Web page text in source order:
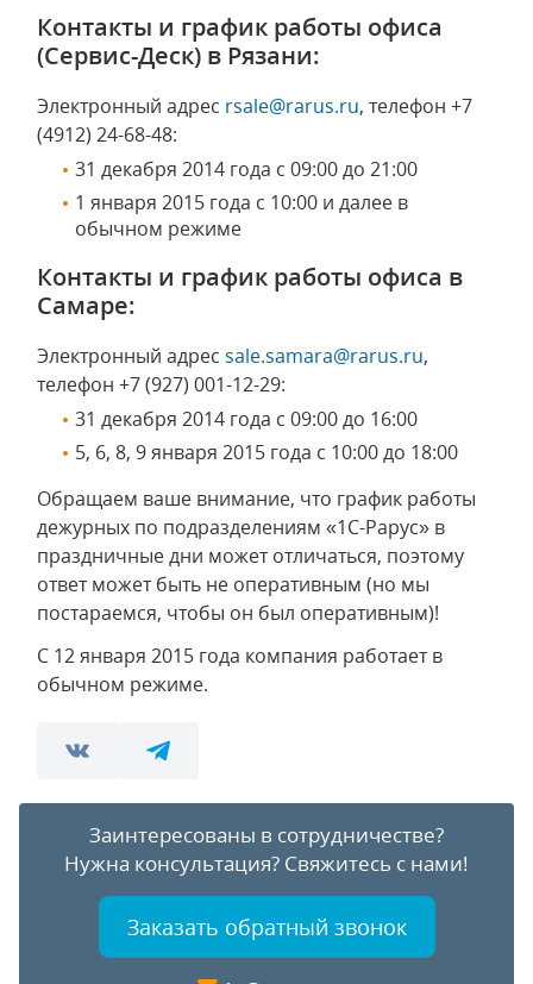
Контакты и график работы офиса
(Сервис-Деск) в Рязани:
Электронный адрес rsale@rarus.ru, телефон +7
(4912) 24-68-48:
31 декабря 2014 года с 09:00 до 21:00
1 января 2015 года c 10:00 и далее в
обычном режиме
Контакты и график работы офиса в
Самаре:
Электронный адрес sale.samara@rarus.ru,
телефон +7 (927) 001-12-29:
31 декабря 2014 года с 09:00 до 16:00
5, 6, 8, 9 января 2015 года с 10:00 до 18:00
Обращаем ваше внимание, что график работы
дежурных по подразделениям «1С-Рарус» в
праздничные дни может отличаться, поэтому
ответ может быть не оперативным (но мы
постараемся, чтобы он был оперативным)!
С 12 января 2015 года компания работает в
обычном режиме.
Заинтересованы в сотрудничестве?
Нужна консультация? Свяжитесь с нами!
Заказать обратный звонок